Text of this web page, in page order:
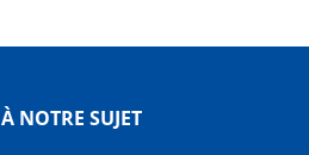
À NOTRE SUJET